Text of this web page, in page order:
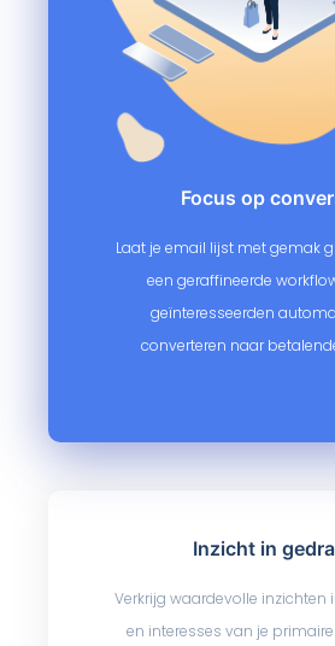
Focus op
Laat je email lijst met gemak
een geraffineerde
geïnteresseerden
converteren naar
Inzicht in
Verkrijg waardevolle inzichten
en interesses van je